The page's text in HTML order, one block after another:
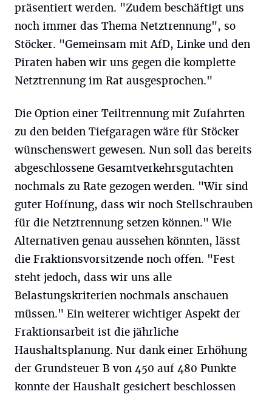
präsentiert werden. "Zudem beschäftigt uns
noch immer das Thema Netztrennung", so
Stöcker. "Gemeinsam mit AfD, Linke und den
Piraten haben wir uns gegen die komplette
Netztrennung im Rat ausgesprochen."
Die Option einer Teiltrennung mit Zufahrten
zu den beiden Tiefgaragen wäre für Stöcker
wünschenswert gewesen. Nun soll das bereits
abgeschlossene Gesamtverkehrsgutachten
nochmals zu Rate gezogen werden. "Wir sind
guter Hoffnung, dass wir noch Stellschrauben
für die Netztrennung setzen können." Wie
Alternativen genau aussehen könnten, lässt
die Fraktionsvorsitzende noch offen. "Fest
steht jedoch, dass wir uns alle
Belastungskriterien nochmals anschauen
müssen." Ein weiterer wichtiger Aspekt der
Fraktionsarbeit ist die jährliche
Haushaltsplanung. Nur dank einer Erhöhung
der Grundsteuer B von 450 auf 480 Punkte
konnte der Haushalt gesichert beschlossen